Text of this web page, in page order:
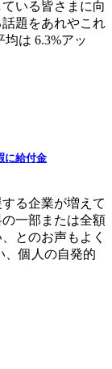
いる皆さまに向
題をあれやこれ
は 6.3%アッ
に給付金
る企業が増えて
一部または全額
とのお声もよく
、個人の自発的